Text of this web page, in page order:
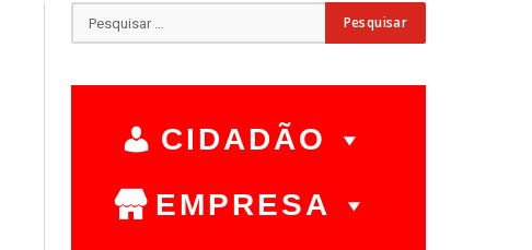
CIDADÃO
EMPRESA